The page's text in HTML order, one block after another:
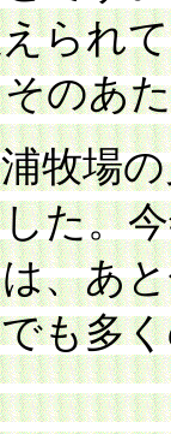
られ
のあ
場の
た。
、あ
も多